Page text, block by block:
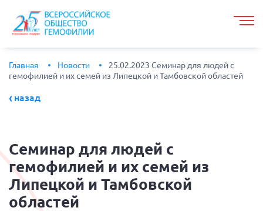
Главная Новости
25.02.2023 Семинар для людей с
гемофилией и их семей из Липецкой и Тамбовской областей
назад
Семинар для людей с
гемофилией и их семей из
Липецкой и Тамбовской
областей